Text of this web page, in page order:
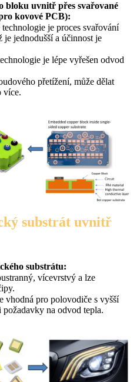
bloku uvnitř přes svařované
kovové PCB):
je proces svařování
je jednodušší a účinnost je
je lépe vyřešen odvod
přetížení, může dělat
více.
substrát uvnitř
substrátu:
vícevrstvý a lze
pro polovodiče s vyšší
na odvod tepla.